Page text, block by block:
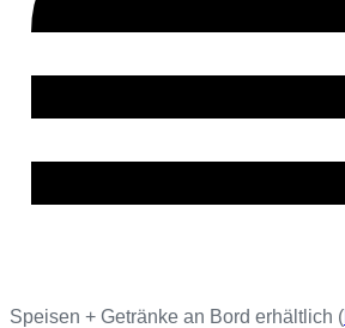
Speisen + Getränke an Bord erhältlich (